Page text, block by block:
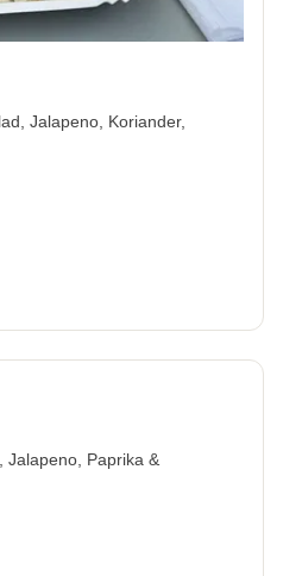
Jalapeno, Koriander,
Jalapeno, Paprika &